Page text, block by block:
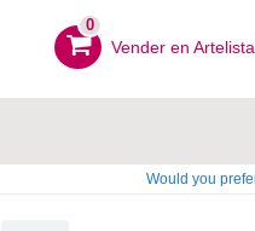
0
Vender en Artelista
Would you